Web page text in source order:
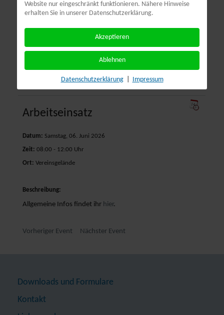
Terminübersicht
Arbeitseinsatz
Datum: Samstag, 06. Juni 2026
Zeit:08:00 - 12:00 Uhr
Ort:Vereinsgelände
Beschreibung:
Allgemeine Infos findet ihr hier.
Vorheriger Event Nächster Event
Downloads und Formulare
Kontakt
Website nur eingeschränkt funktionieren. Nähere Hinweise
erhalten Sie in unserer Datenschutzerklärung.
Akzeptieren
Ablehnen
Datenschutzerklärung Impressum